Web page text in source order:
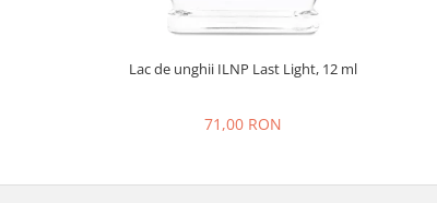
Lac de unghii ILNP Last Light, 12 ml
71,00 RON